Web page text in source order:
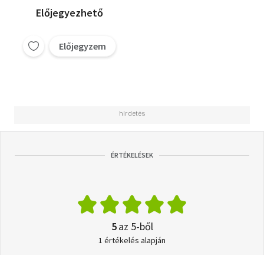
Előjegyezhető
Előjegyzem
ÉRTÉKELÉSEK
5az 5-ből
1 értékelés alapján